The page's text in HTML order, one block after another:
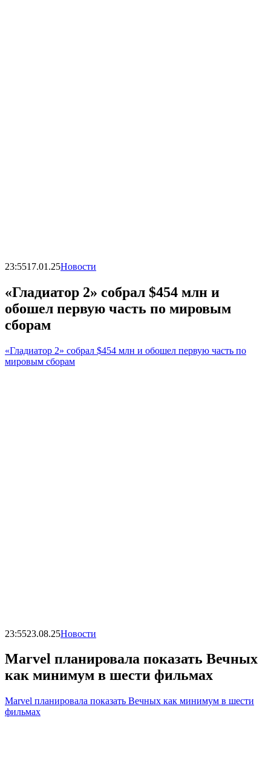
23:5517.01.25Новости
«Гладиатор 2» собрал $454 млн и
обошел первую часть по мировым
сборам
«Гладиатор 2» собрал $454 млн и обошел первую часть по
мировым сборам
23:5523.08.25Новости
Marvel планировала показать Вечных
как минимум в шести фильмах
Marvel планировала показать Вечных как минимум в шести
фильмах